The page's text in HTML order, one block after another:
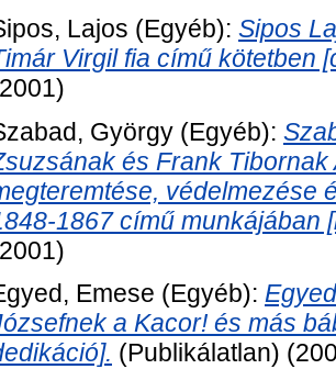
Lajos (Egyéb): Sipos
Virgil fia című kötetben
György (Egyéb):
és Frank
védelmezése
1867 című munkájában
Emese (Egyéb):
a Kacor! és más
(Publikálatlan)